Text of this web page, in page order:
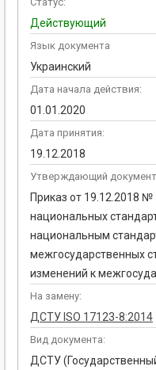
Действующий
Язык документа
Украинский
Дата начала действия:
01.01.2020
Дата принятия:
19.12.2018
Утверждающий
Приказ от 19.12.2018
национальных
национальным
межгосударственных
изменений к
На замену:
ДСТУ ISO 17123-8:2014
Вид документа:
ДСТУ